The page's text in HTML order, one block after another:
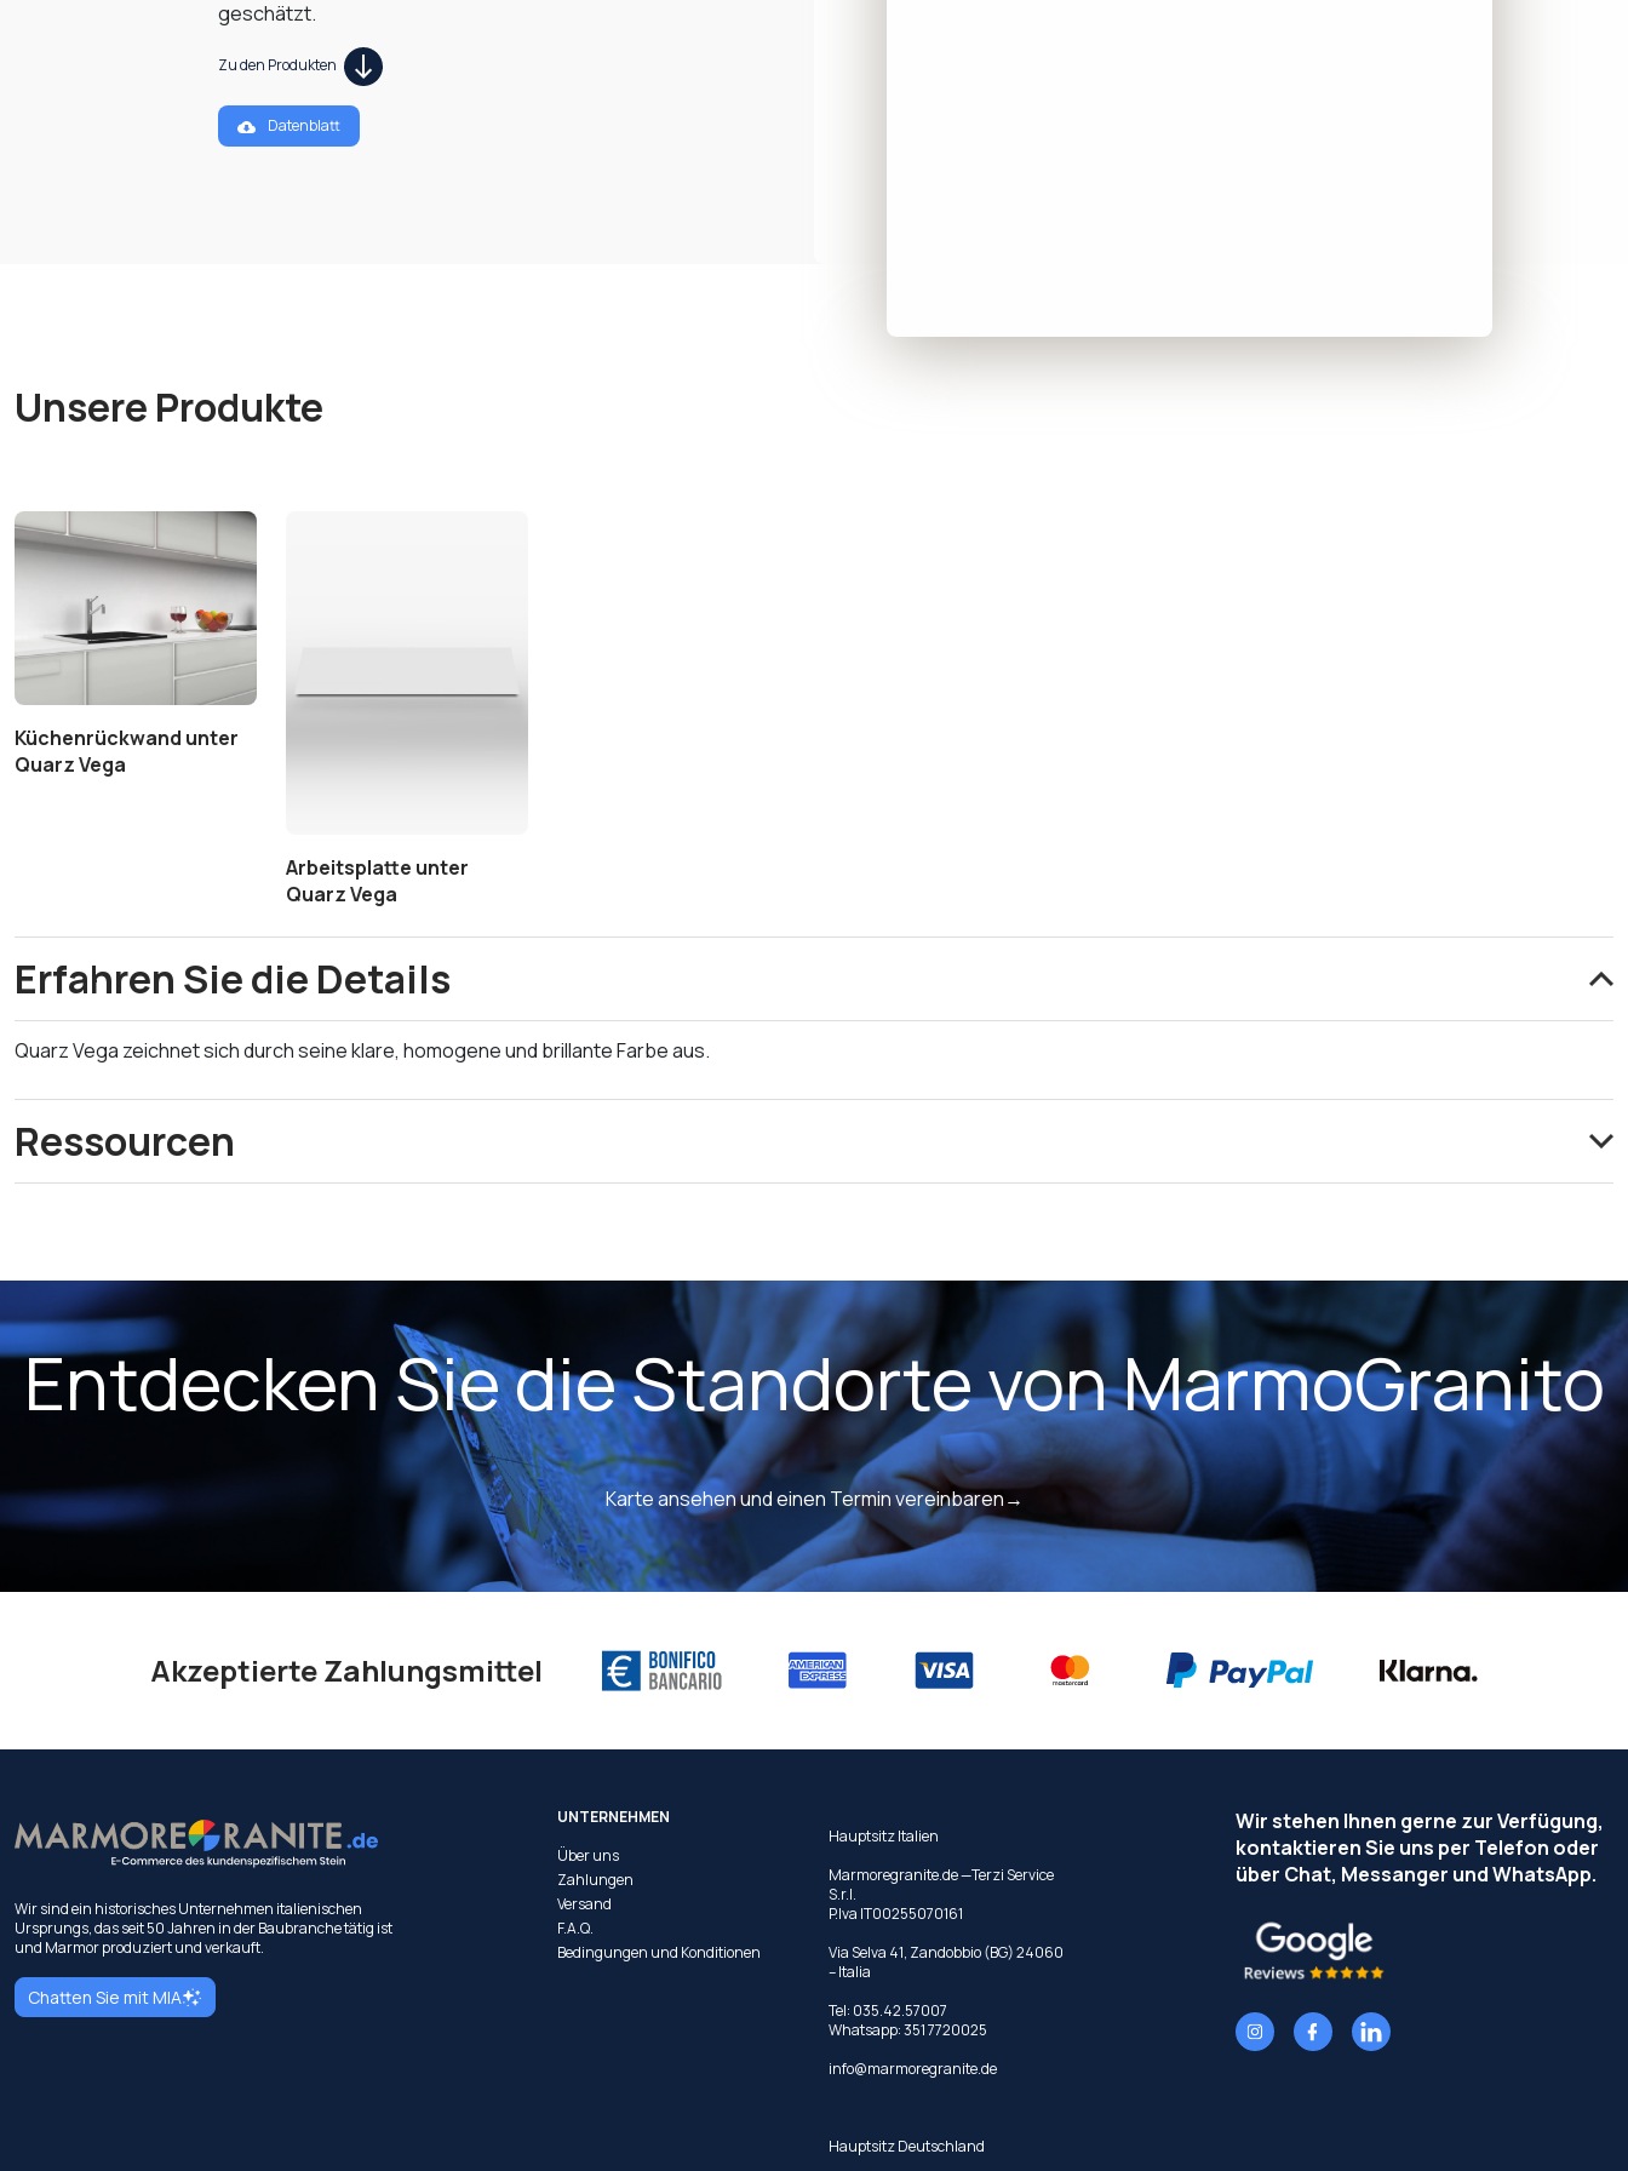
geschätzt.
Zu den Produkten
Datenblatt
Unsere Produkte
Küchenrückwand unter
Quarz Vega
Arbeitsplatte unter
Quarz Vega
Erfahren Sie die Details
Quarz Vega zeichnet sich durch seine klare, homogene und brillante Farbe aus.
Ressourcen
Entdecken Sie die Standorte von MarmoGranito
Karte ansehen und einen Termin vereinbaren→
Akzeptierte Zahlungsmittel
Wir sind ein historisches Unternehmen italienischen
Ursprungs, das seit 50 Jahren in der Baubranche tätig ist
und Marmor produziert und verkauft.
Chatten Sie mit MIA
UNTERNEHMEN
Über uns
Zahlungen
Versand
F.A.Q.
Bedingungen und Konditionen
Hauptsitz Italien
Marmoregranite.de —Terzi Service
S.r.l.
P.Iva IT00255070161
Via Selva 41, Zandobbio (BG) 24060
– Italia
Tel: 035.42.57007
Whatsapp:351 7720025
info@marmoregranite.de
Hauptsitz Deutschland
Wir stehen Ihnen gerne zur Verfügung,
kontaktieren Sie uns per Telefon oder
über Chat, Messanger und WhatsApp.